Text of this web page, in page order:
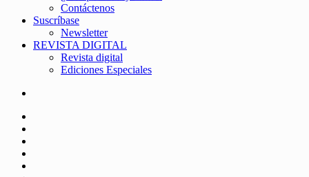
Contáctenos
Suscríbase
Newsletter
REVISTA DIGITAL
Revista digital
Ediciones Especiales